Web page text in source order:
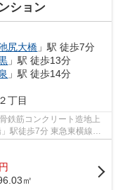
ション
尻大橋 」駅 徒歩7分
」駅 徒歩13分
」駅 徒歩14分
２丁目
円
㎡